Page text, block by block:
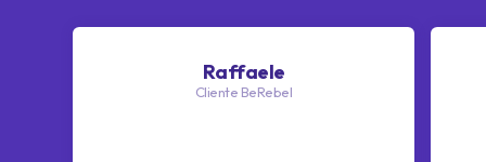
Raffaele
Cliente BeRebel